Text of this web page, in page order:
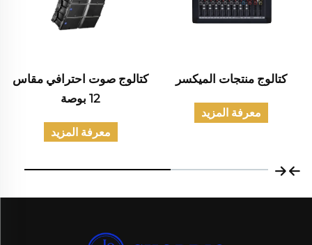
كتالوج منتجات الميكسر
معرفة المزيد
كتالوج صوت احترافي مقاس
12 بوصة
معرفة المزيد